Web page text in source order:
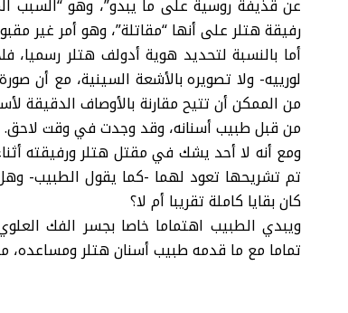
عن قذيفة روسية على ما يبدو”، وهو “السبب
رفيقة هتلر على أنها “مقاتلة”، وهو أمر غير
أما بالنسبة لتحديد هوية أدولف هتلر
لورييه- ولا تصويره بالأشعة السينية، مع أن
من الممكن أن تتيح مقارنة بالأوصاف الدقيقة
من قبل طبيب أسنانه، وقد وجدت في وقت لاحق.
ومع أنه لا أحد يشك في مقتل هتلر ورفيقته
كان بقايا كاملة تقريبا أم لا؟
ويبدي الطبيب اهتماما خاصا بجسر الفك
تماما مع ما قدمه طبيب أسنان هتلر ومساعده،